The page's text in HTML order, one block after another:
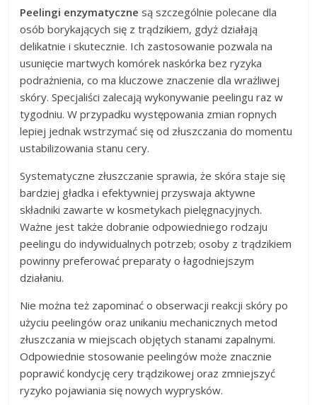
Peelingi enzymatyczne są szczególnie polecane dla
osób borykających się z trądzikiem, gdyż działają
delikatnie i skutecznie. Ich zastosowanie pozwala na
usunięcie martwych komórek naskórka bez ryzyka
podrażnienia, co ma kluczowe znaczenie dla wrażliwej
skóry. Specjaliści zalecają wykonywanie peelingu raz w
tygodniu. W przypadku występowania zmian ropnych
lepiej jednak wstrzymać się od złuszczania do momentu
ustabilizowania stanu cery.
Systematyczne złuszczanie sprawia, że skóra staje się
bardziej gładka i efektywniej przyswaja aktywne
składniki zawarte w kosmetykach pielęgnacyjnych.
Ważne jest także dobranie odpowiedniego rodzaju
peelingu do indywidualnych potrzeb; osoby z trądzikiem
powinny preferować preparaty o łagodniejszym
działaniu.
Nie można też zapominać o obserwacji reakcji skóry po
użyciu peelingów oraz unikaniu mechanicznych metod
złuszczania w miejscach objętych stanami zapalnymi.
Odpowiednie stosowanie peelingów może znacznie
poprawić kondycję cery trądzikowej oraz zmniejszyć
ryzyko pojawiania się nowych wyprysków.